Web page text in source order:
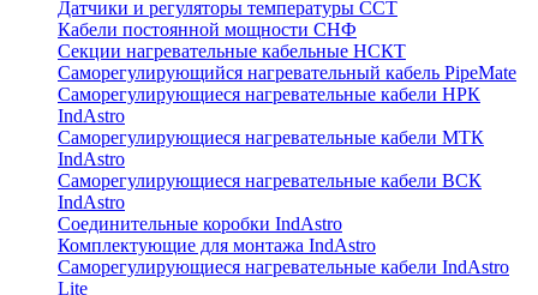
Датчики и регуляторы температуры ССТ
Кабели постоянной мощности СНФ
Секции нагревательные кабельные НСКТ
Саморегулирующийся нагревательный кабель PipeMate
Саморегулирующиеся нагревательные кабели НРК
IndAstro
Саморегулирующиеся нагревательные кабели МТК
IndAstro
Саморегулирующиеся нагревательные кабели ВСК
IndAstro
Соединительные коробки IndAstro
Комплектующие для монтажа IndAstro
Саморегулирующиеся нагревательные кабели IndAstro
Lite